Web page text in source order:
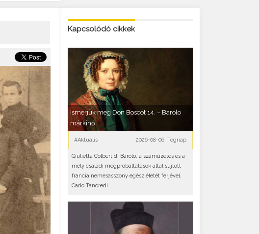
Kapcsolódó cikkek
Ismerjük meg Don Boscót 14. – Barolo
márkinő
#Aktuális 2026-08-06, Tegnap
Giulietta Colbert di Barolo, a száműzetés és a
mély családi megpróbáltatások által sújtott
francia nemesasszony egész életét férjével,
Carlo Tancredi..